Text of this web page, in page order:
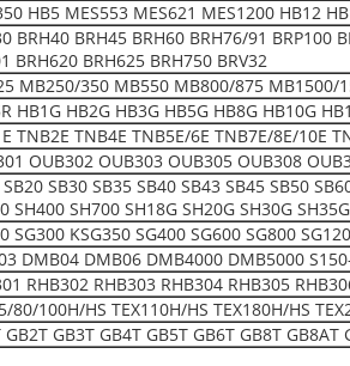
HB5 MES553 MES621 MES1200 HB12
BRH40 BRH45 BRH60 BRH76/91 BRP100
BRH620 BRH625 BRH750 BRV32
MB250/350 MB550 MB800/875 MB1500/
HB1G HB2G HB3G HB5G HB8G HB10G
TNB2E TNB4E TNB5E/6E TNB7E/8E/10E
OUB302 OUB303 OUB305 OUB308
SB30 SB35 SB40 SB43 SB45 SB50
SH400 SH700 SH18G SH20G SH30G
SG300 KSG350 SG400 SG600 SG800
DMB04 DMB06 DMB4000 DMB5000
RHB302 RHB303 RHB304 RHB305
80/100H/HS TEX110H/HS TEX180H/HS
GB2T GB3T GB4T GB5T GB6T GB8T